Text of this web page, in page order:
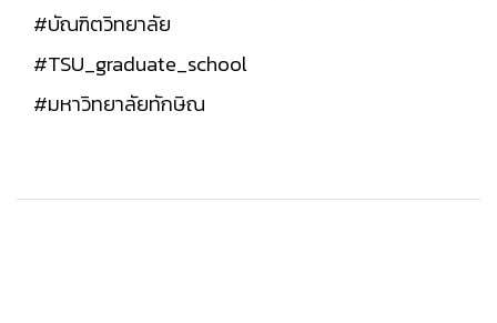
#บัณฑิตวิทยาลัย
#TSU_graduate_school
#มหาวิทยาลัยทักษิณ